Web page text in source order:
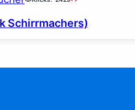
Schirrmachers)